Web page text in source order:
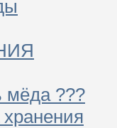
мёда ???